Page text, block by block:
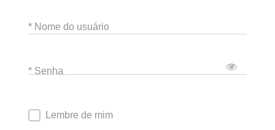
* Nome do usuário
* Senha
Lembre de mim